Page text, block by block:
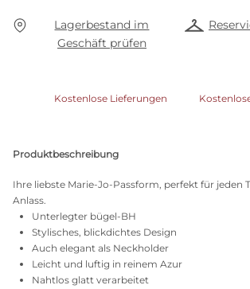
Lagerbestand im
Geschäft prüfen
Kostenlose Lieferungen
Produktbeschreibung
Ihre liebste Marie-Jo-Passform, perfekt für jeden
Anlass.
Unterlegter bügel-BH
Stylisches, blickdichtes Design
Auch elegant als Neckholder
Leicht und luftig in reinem Azur
Nahtlos glatt verarbeitet